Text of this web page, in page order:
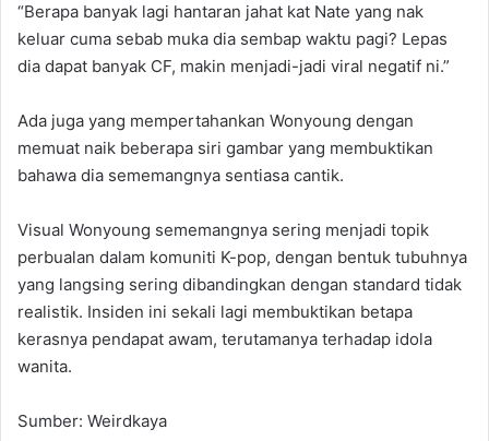
“Berapa banyak lagi hantaran jahat kat Nate yang nak
keluar cuma sebab muka dia sembap waktu pagi? Lepas
dia dapat banyak CF, makin menjadi-jadi viral negatif ni.”
Ada juga yang mempertahankan Wonyoung dengan
memuat naik beberapa siri gambar yang membuktikan
bahawa dia sememangnya sentiasa cantik.
Visual Wonyoung sememangnya sering menjadi topik
perbualan dalam komuniti K-pop, dengan bentuk tubuhnya
yang langsing sering dibandingkan dengan standard tidak
realistik. Insiden ini sekali lagi membuktikan betapa
kerasnya pendapat awam, terutamanya terhadap idola
wanita.
Sumber: Weirdkaya